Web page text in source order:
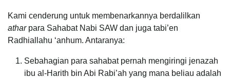
Kami cenderung untuk membenarkannya berdalilkan
athar para Sahabat Nabi SAW dan juga tabi’en
Radhiallahu ‘anhum. Antaranya:
Sebahagian para sahabat pernah mengiringi jenazah
ibu al-Harith bin Abi Rabi’ah yang mana beliau adalah